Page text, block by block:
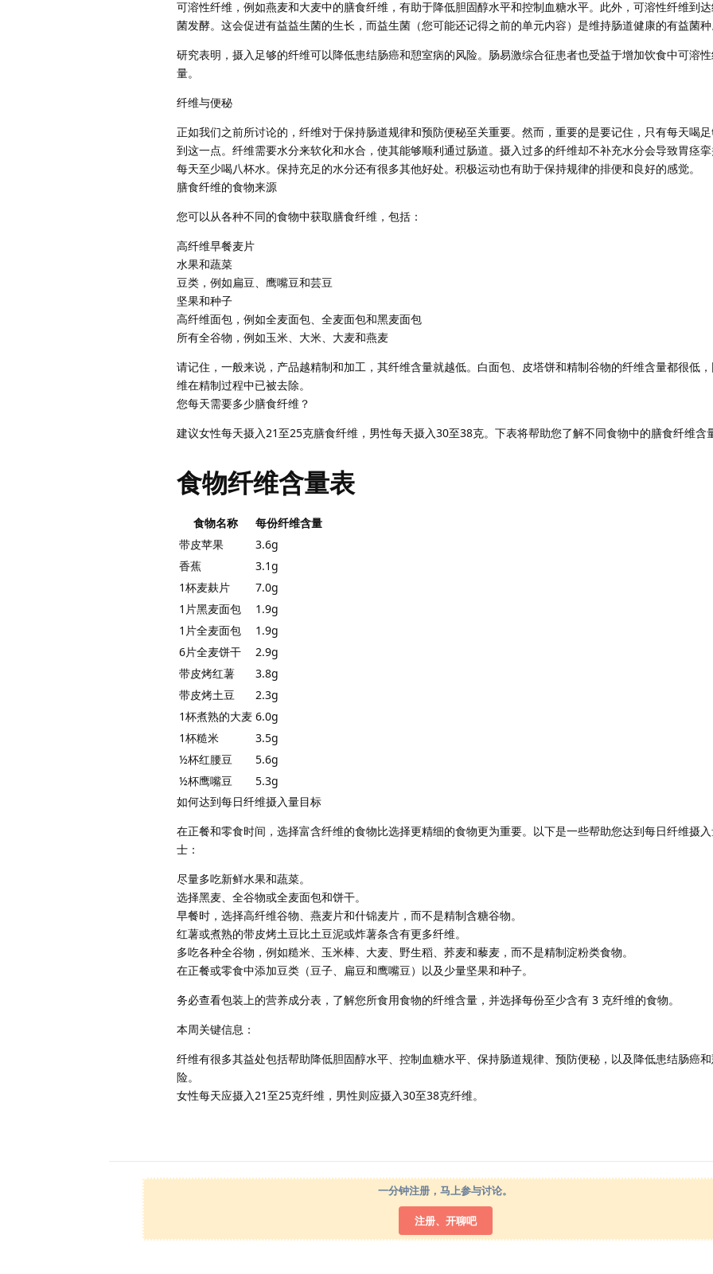
可溶性纤维，例如燕麦和大麦中的膳食纤维，有助于降低胆固醇水平和控制血糖水平。此外，可溶性纤维到
菌发酵。这会促进有益益生菌的生长，而益生菌（您可能还记得之前的单元内容）是维持肠道健康的有益菌种
研究表明，摄入足够的纤维可以降低患结肠癌和憩室病的风险。肠易激综合征患者也受益于增加饮食中可溶性
量。
纤维与便秘
正如我们之前所讨论的，纤维对于保持肠道规律和预防便秘至关重要。然而，重要的是要记住，只有每天喝
到这一点。纤维需要水分来软化和水合，使其能够顺利通过肠道。摄入过多的纤维却不补充水分会导致胃痉挛
每天至少喝八杯水。保持充足的水分还有很多其他好处。积极运动也有助于保持规律的排便和良好的感觉。
膳食纤维的食物来源
您可以从各种不同的食物中获取膳食纤维，包括：
高纤维早餐麦片
水果和蔬菜
豆类，例如扁豆、鹰嘴豆和芸豆
坚果和种子
高纤维面包，例如全麦面包、全麦面包和黑麦面包
所有全谷物，例如玉米、大米、大麦和燕麦
请记住，一般来说，产品越精制和加工，其纤维含量就越低。白面包、皮塔饼和精制谷物的纤维含量都很低
维在精制过程中已被去除。
您每天需要多少膳食纤维？
建议女性每天摄入21至25克膳食纤维，男性每天摄入30至38克。下表将帮助您了解不同食物中的膳食纤维含量
食物纤维含量表
食物名称
每份纤维含量
带皮苹果
3.6g
香蕉
3.1g
1杯麦麸片
7.0g
1片黑麦面包
1.9g
1片全麦面包
1.9g
6片全麦饼干
2.9g
带皮烤红薯
3.8g
带皮烤土豆
2.3g
1杯煮熟的大麦 6.0g
1杯糙米
3.5g
½杯红腰豆
5.6g
½杯鹰嘴豆
5.3g
如何达到每日纤维摄入量目标
在正餐和零食时间，选择富含纤维的食物比选择更精细的食物更为重要。以下是一些帮助您达到每日纤维摄
士：
尽量多吃新鲜水果和蔬菜。
选择黑麦、全谷物或全麦面包和饼干。
早餐时，选择高纤维谷物、燕麦片和什锦麦片，而不是精制含糖谷物。
红薯或煮熟的带皮烤土豆比土豆泥或炸薯条含有更多纤维。
多吃各种全谷物，例如糙米、玉米棒、大麦、野生稻、荞麦和藜麦，而不是精制淀粉类食物。
在正餐或零食中添加豆类（豆子、扁豆和鹰嘴豆）以及少量坚果和种子。
务必查看包装上的营养成分表，了解您所食用食物的纤维含量，并选择每份至少含有 3 克纤维的食物。
本周关键信息：
纤维有很多其益处包括帮助降低胆固醇水平、控制血糖水平、保持肠道规律、预防便秘，以及降低患结肠癌
险。
女性每天应摄入21至25克纤维，男性则应摄入30至38克纤维。
一分钟注册，马上参与讨论。
注册、开聊吧